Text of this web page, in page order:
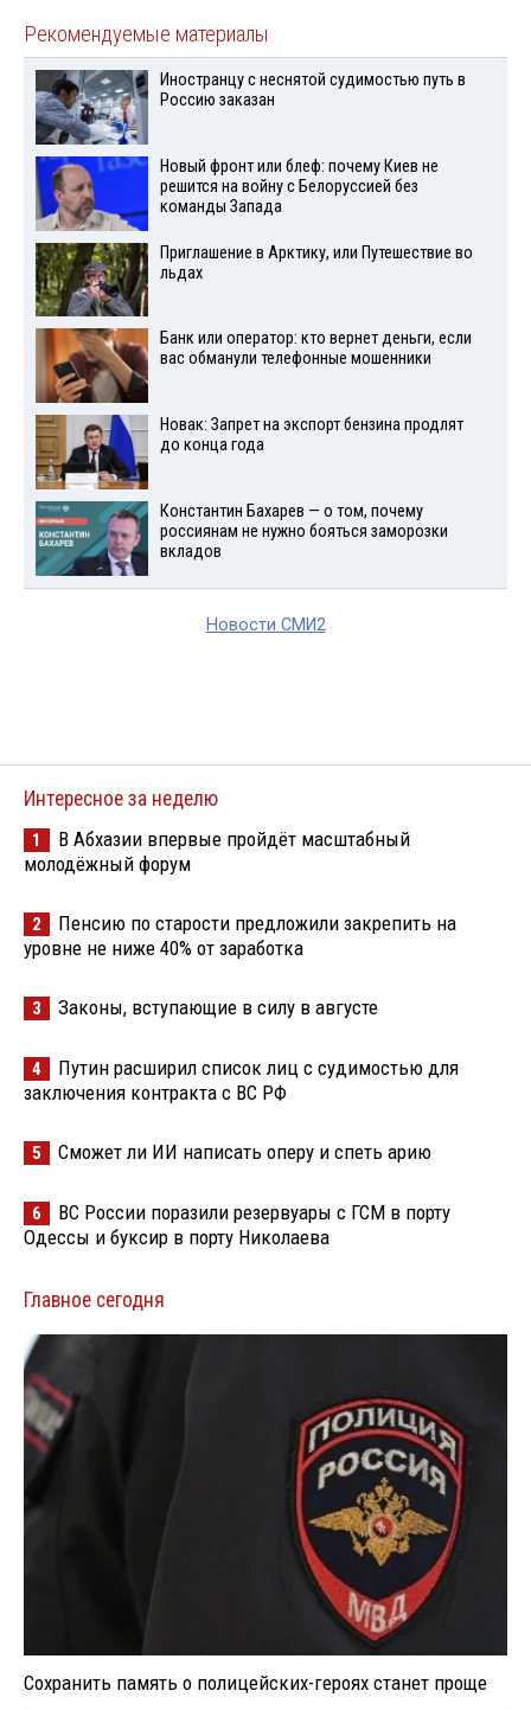
Рекомендуемые материалы
Иностранцу с неснятой судимостью путь в
Россию заказан
Новый фронт или блеф: почему Киев не
решится на войну с Белоруссией без
команды Запада
Приглашение в Арктику, или Путешествие во
льдах
Банк или оператор: кто вернет деньги, если
вас обманули телефонные мошенники
Новак: Запрет на экспорт бензина продлят
до конца года
Константин Бахарев — о том, почему
россиянам не нужно бояться заморозки
вкладов
Новости СМИ2
Интересное за неделю
1
В Абхазии впервые пройдёт масштабный
молодёжный форум
2
Пенсию по старости предложили закрепить на
уровне не ниже 40% от заработка
3 Законы, вступающие в силу в августе
4
Путин расширил список лиц с судимостью для
заключения контракта с ВС РФ
5 Сможет ли ИИ написать оперу и спеть арию
6
ВС России поразили резервуары с ГСМ в порту
Одессы и буксир в порту Николаева
Главное сегодня
Сохранить память о полицейских-героях станет проще